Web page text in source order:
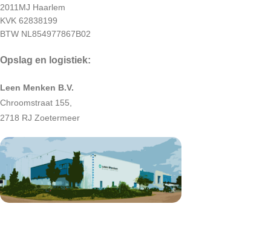
2011MJ Haarlem
KVK 62838199
BTW NL854977867B02
Opslag en logistiek:
Leen Menken B.V.
Chroomstraat 155,
2718 RJ Zoetermeer